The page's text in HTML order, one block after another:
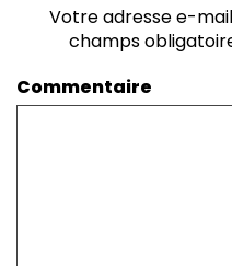
Votre adresse e-
champs
Commentaire